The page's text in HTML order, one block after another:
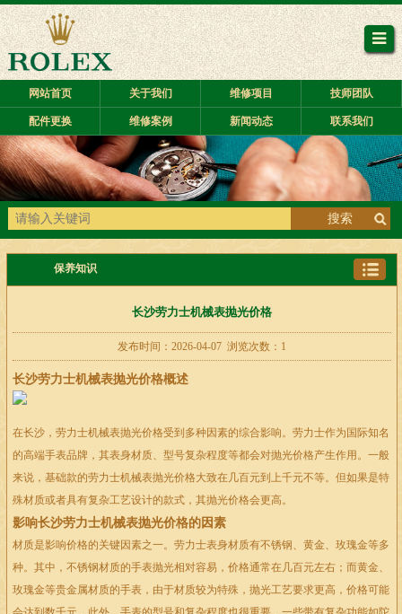
网站首页 关于我们 维修项目 技师团队
配件更换 维修案例 新闻动态 联系我们
搜索
保养知识
长沙劳力士机械表抛光价格
发布时间：2026-04-07 浏览次数：1
长沙劳力士机械表抛光价格概述
在长沙，劳力士机械表抛光价格受到多种因素的综合影响。劳力士作为国际知名
的高端手表品牌，其表身材质、型号复杂程度等都会对抛光价格产生作用。一般
来说，基础款的劳力士机械表抛光价格大致在几百元到上千元不等。但如果是特
殊材质或者具有复杂工艺设计的款式，其抛光价格会更高。
影响长沙劳力士机械表抛光价格的因素
材质是影响价格的关键因素之一。劳力士表身材质有不锈钢、黄金、玫瑰金等多
种。其中，不锈钢材质的手表抛光相对容易，价格通常在几百元左右；而黄金、
玫瑰金等贵金属材质的手表，由于材质较为特殊，抛光工艺要求更高，价格可能